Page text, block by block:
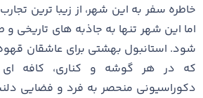
خاطره سفر به این شهر، از زیبا ترین
اما این شهر تنها به جاذبه ‌های
‌شود. استانبول بهشتی برای عاشقان
که در هر گوشه و کناری، کافه
دکوراسیونی منحصر به فرد و فضایی